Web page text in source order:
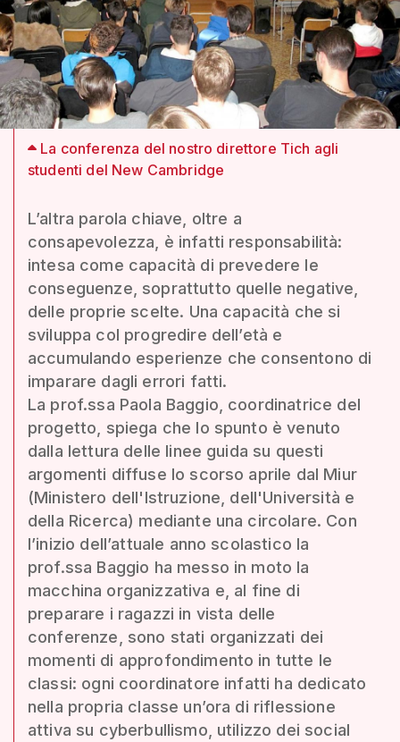
La conferenza del nostro direttore Tich agli
studenti del New Cambridge
L’altra parola chiave, oltre a
consapevolezza, è infatti responsabilità:
intesa come capacità di prevedere le
conseguenze, soprattutto quelle negative,
delle proprie scelte. Una capacità che si
sviluppa col progredire dell’età e
accumulando esperienze che consentono di
imparare dagli errori fatti.
La prof.ssa Paola Baggio, coordinatrice del
progetto, spiega che lo spunto è venuto
dalla lettura delle linee guida su questi
argomenti diffuse lo scorso aprile dal Miur
(Ministero dell'Istruzione, dell'Università e
della Ricerca) mediante una circolare. Con
l’inizio dell’attuale anno scolastico la
prof.ssa Baggio ha messo in moto la
macchina organizzativa e, al fine di
preparare i ragazzi in vista delle
conferenze, sono stati organizzati dei
momenti di approfondimento in tutte le
classi: ogni coordinatore infatti ha dedicato
nella propria classe un’ora di riflessione
attiva su cyberbullismo, utilizzo dei social